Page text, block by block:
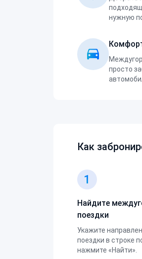
нужную
просто
Как
1
Найдите
поездки
Укажите
поездки в строке
нажмите «Найти».